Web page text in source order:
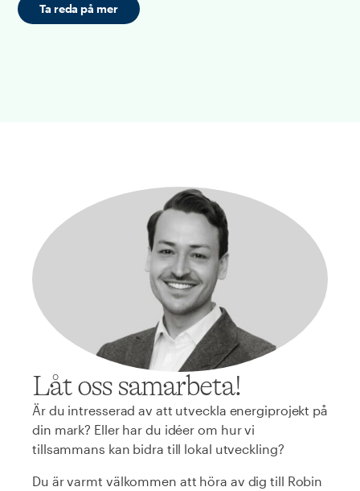
Ta reda på mer
Låt oss samarbeta!
Är du intresserad av att utveckla energiprojekt på
din mark? Eller har du idéer om hur vi
tillsammans kan bidra till lokal utveckling?
Du är varmt välkommen att höra av dig till Robin